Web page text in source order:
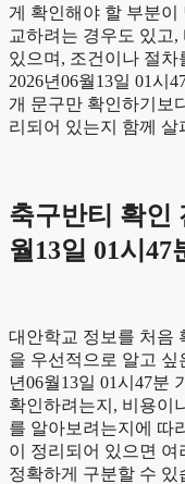
게 확인해야 할 부분이
교하려는 경우도 있고
있으며, 조건이나 절
2026년06월13일 01시
개 문구만 확인하기보
리되어 있는지 함께
축구반티 확인
월13일 01시47
대안학교 정보를 처음
을 우선적으로 알고 싶
년06월13일 01시47분
확인하려는지, 비용이
를 알아보려는지에 따
이 정리되어 있으면 여
정확하게 구분할 수 있